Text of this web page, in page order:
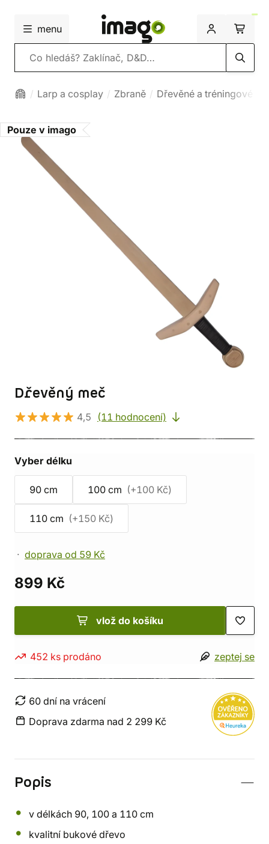
menu
Vyhledávání
Larp a cosplay Zbraně Dřevěné a tréningové
Pouze v imago
Dřevěný meč
4,5 (11 hodnocení)
Vyber délku
90 cm 100 cm (+100 Kč)
110 cm (+150 Kč)
doprava od 59 Kč
899 Kč
vlož do košíku
452 ks prodáno zeptej se
60 dní na vrácení
Doprava zdarma nad 2 299 Kč
Popis
v délkách 90, 100 a 110 cm
kvalitní bukové dřevo